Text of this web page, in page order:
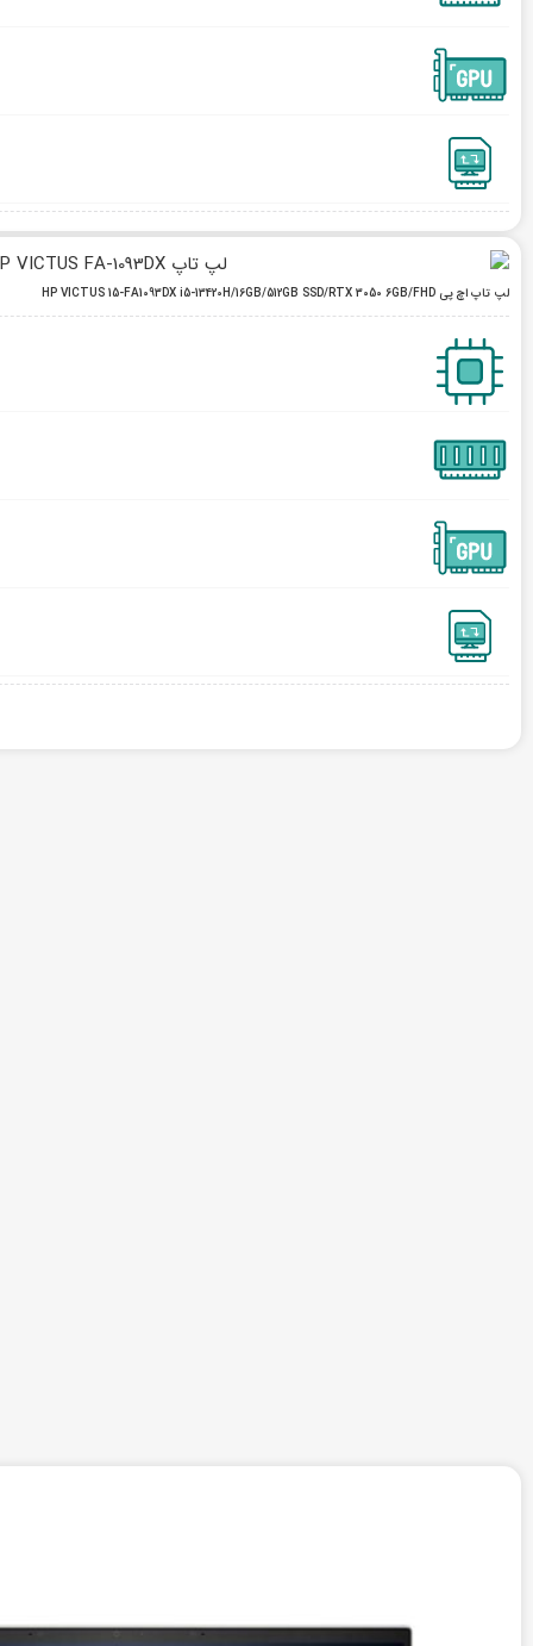
لپ تاپ اچ پی HP VICTUS 15-FA1093DX i5-13420H/16GB/512GB SSD/RTX 3050 6GB/FHD